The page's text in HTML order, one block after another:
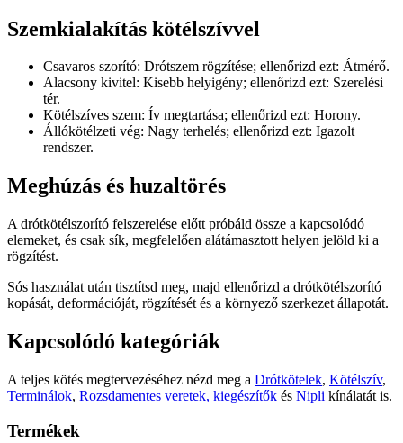
Szemkialakítás kötélszívvel
Csavaros szorító: Drótszem rögzítése; ellenőrizd ezt: Átmérő.
Alacsony kivitel: Kisebb helyigény; ellenőrizd ezt: Szerelési
tér.
Kötélszíves szem: Ív megtartása; ellenőrizd ezt: Horony.
Állókötélzeti vég: Nagy terhelés; ellenőrizd ezt: Igazolt
rendszer.
Meghúzás és huzaltörés
A drótkötélszorító felszerelése előtt próbáld össze a kapcsolódó
elemeket, és csak sík, megfelelően alátámasztott helyen jelöld ki a
rögzítést.
Sós használat után tisztítsd meg, majd ellenőrizd a drótkötélszorító
kopását, deformációját, rögzítését és a környező szerkezet állapotát.
Kapcsolódó kategóriák
A teljes kötés megtervezéséhez nézd meg a Drótkötelek, Kötélszív,
Terminálok, Rozsdamentes veretek, kiegészítők és Nipli kínálatát is.
Termékek